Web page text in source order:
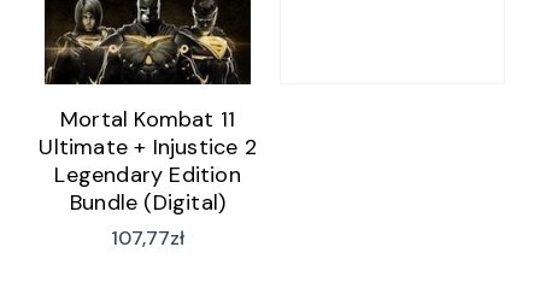
Mortal Kombat 11
Ultimate + Injustice 2
Legendary Edition
Bundle (Digital)
107,77zł